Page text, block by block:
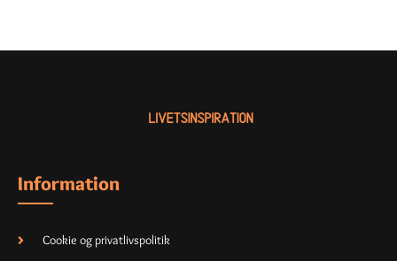
Information
Cookie og privatlivspolitik